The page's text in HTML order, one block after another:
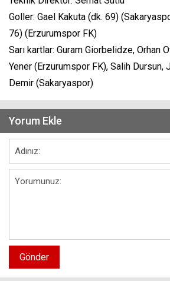
Goller: Gael Kakuta (dk. 69)
76) (Erzurumspor FK)
Sarı kartlar: Guram Giorbelidze, Orhan
Yener (Erzurumspor FK), Salih Dursun,
Demir (Sakaryaspor)
Yorum Ekle
Gönder